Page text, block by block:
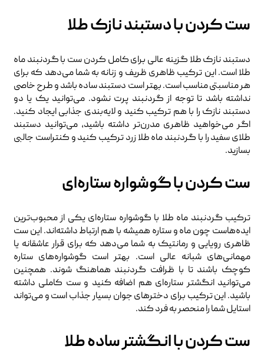
ست کردن با دستبند نازک طلا
دستبند نازک طلا گزینه عالی برای کامل کردن ست با گردنبند ماه
طلا است. این ترکیب ظاهری ظریف و زنانه به شما می‌دهد که برای
هر مناسبتی مناسب است. بهتر است دستبند ساده باشد و طرح خاصی
نداشته باشد تا توجه از گردنبند پرت نشود. می‌توانید یک یا دو
دستبند نازک را با هم ترکیب کنید و لایه‌بندی جذابی ایجاد کنید.
اگر می‌خواهید ظاهری مدرن‌تر داشته باشید، می‌توانید دستبند
طلای سفید را با گردنبند ماه طلا زرد ترکیب کنید و کنتراست جالبی
بسازید.
ست کردن با گوشواره ستاره‌ای
ترکیب گردنبند ماه طلا با گوشواره ستاره‌ای یکی از محبوب‌ترین
ایده‌هاست چون ماه و ستاره همیشه با هم ارتباط داشته‌اند. این ست
ظاهری رویایی و رمانتیک به شما می‌دهد که برای قرار عاشقانه یا
مهمانی‌های شبانه عالی است. بهتر است گوشواره‌های ستاره
کوچک باشند تا با ظرافت گردنبند هماهنگ شوند. همچنین
می‌توانید انگشتر ستاره‌ای هم اضافه کنید و ست کاملی داشته
باشید. این ترکیب برای دخترهای جوان بسیار جذاب است و می‌تواند
استایل شما را منحصر به فرد کند.
ست کردن با انگشتر ساده طلا